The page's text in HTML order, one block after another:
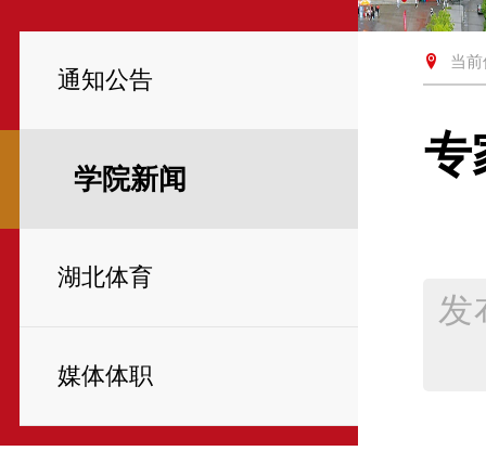
通知公告
学院新闻
湖北体育
媒体体职
当
专
发